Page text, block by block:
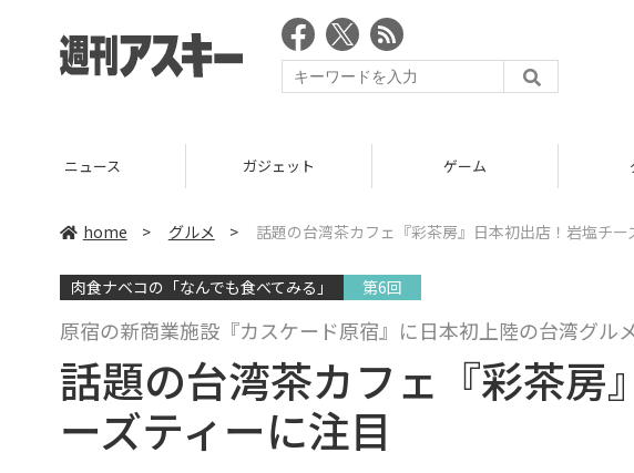
ニュース ガジェット ゲーム
home > グルメ > 話題の台湾茶カフェ『彩茶房』日本初出店！岩塩チー
肉食ナベコの「なんでも食べてみる」 第6回
原宿の新商業施設『カスケード原宿』に日本初上陸の台湾グル
話題の台湾茶カフェ『彩茶房
ーズティーに注目